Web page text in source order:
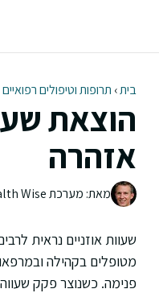
בית› תרופות וטיפולים רפואיים
הוצאת
אזהרה
מאת: מערכת Health Wise | צוות העריכה
שעוות אוזניים נראית
מטופלים בקהילה
פנימה. כשנוצר פקק